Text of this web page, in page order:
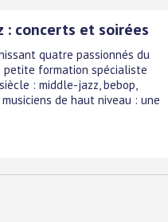
: concerts et soirées
quatre passionnés du
petite formation spécialiste
: middle-jazz, bebop,
de haut niveau : une